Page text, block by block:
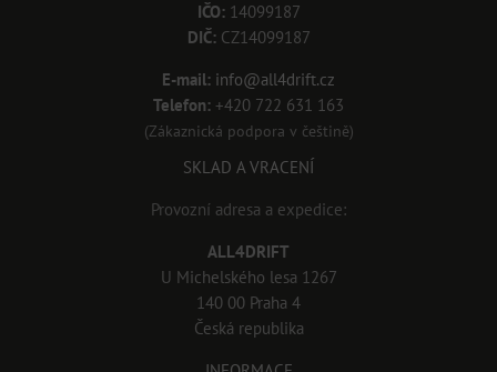
IČO:14099187
DIČ:CZ14099187
E-mail: info@all4drift.cz
Telefon: +420 722 631 163
(Zákaznická podpora v češtině)
SKLAD A VRACENÍ
Provozní adresa a expedice:
ALL4DRIFT
U Michelského lesa 1267
140 00 Praha 4
Česká republika